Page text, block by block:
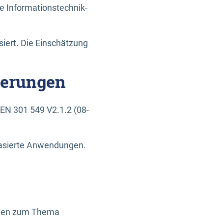
Informationstechnik-
Die Einschätzung
301 549 V2.1.2 (08-
Anwendungen.
zum Thema